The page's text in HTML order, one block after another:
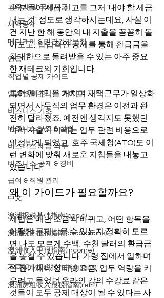
거주자 및 국제세금
세액공제
메디케어 & 민간건강보험
연금
직업별 공제 가이드
업종별 비즈니스 가이드
비즈니스 기초
비즈니스 구조 & 설립
비즈니스 세금 의무
비즈니스 공제 & 경비
급여 & 직원 관리
中文
澳洲报税基础指南(basic)
澳洲税务抵扣指南(deductions)
澳洲收入申报指南(income)
不同职业报税抵扣指南(jobs)
澳洲房租收入报税指南(rent)
은 분들이 세금 신고를 그저 '내야 할 세금
내는 것' 정도로 생각하시는데요, 사실 이
건 지난 한 해 동안의 내 지출을 꼼꼼히 돌
아보고, 합법적인 공제를 통해 환급금을
최대한으로 돌려받을 수 있는 아주 중요
한 재테크의 기회입니다.
특히 팬데믹을 거치며 재택근무가 일상화
되면서 사무직의 업무 환경은 이전과 완
전히 달라졌죠. 예전엔 생각지도 못했던
여러 지출이 이제는 업무 관련 비용으로
인정받게 되었고, 호주 국세청(ATO)도 이
런 변화에 맞춰 새로운 지침들을 내놓고
있습니다.
왜 이 가이드가 필요할까요?
세법은 매년 조금씩 바뀌고, 어떤 항목을
어떻게 공제받을 수 있는지 정확히 모르
면 나도 모르게 수백, 수천 달러의 환급금
을 놓칠 수 있습니다. 가령 집에서 일하며
쓴 전기세나 인터넷 요금, 업무 역량을 키
우려고 들었던 온라인 강의 수강료 같은
것들이 모두 공제 대상이 될 수 있다는 사